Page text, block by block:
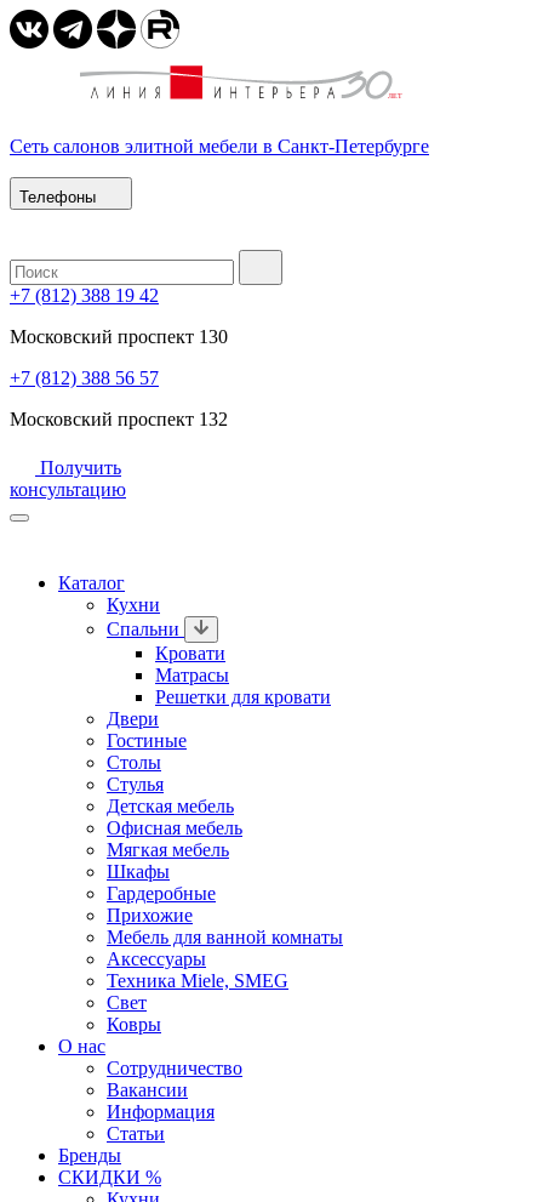
Сеть салонов элитной мебели в Санкт-Петербурге
Телефоны
+7 (812) 388 19 42
Московский проспект 130
+7 (812) 388 56 57
Московский проспект 132
Получить
консультацию
Каталог
Кухни
Спальни
Кровати
Матрасы
Решетки для кровати
Двери
Гостиные
Столы
Стулья
Детская мебель
Офисная мебель
Мягкая мебель
Шкафы
Гардеробные
Прихожие
Мебель для ванной комнаты
Аксессуары
Техника Miele, SMEG
Свет
Ковры
О нас
Сотрудничество
Вакансии
Информация
Статьи
Бренды
СКИДКИ %